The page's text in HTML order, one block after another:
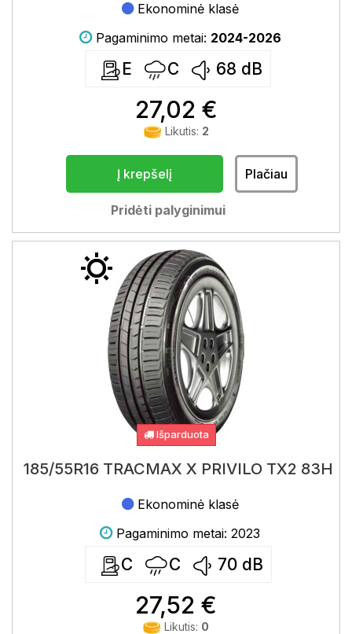
Ekonominė klasė
Pagaminimo metai: 2024-2026
E C 68 dB
27,02 €
Likutis: 2
Į krepšelį Plačiau
Pridėti palyginimui
Išparduota
185/55R16 TRACMAX X PRIVILO TX2 83H
Ekonominė klasė
Pagaminimo metai: 2023
C C 70 dB
27,52 €
Likutis: 0